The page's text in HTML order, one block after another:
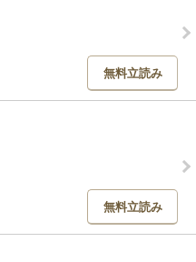
無料立読み
無料立読み